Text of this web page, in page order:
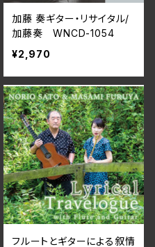
加藤 奏ギター・リサイタル/
加藤奏 WNCD-1054
¥2,970
フルートとギターによる叙情